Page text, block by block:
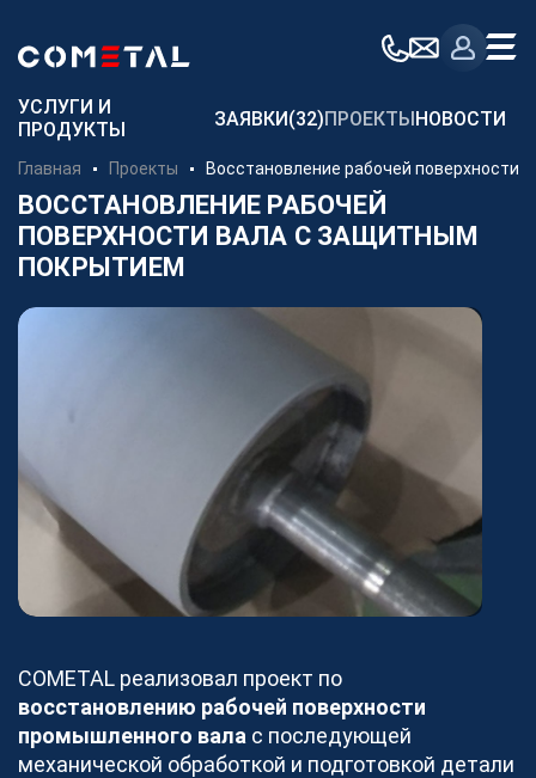
Для заказчиков
Механическая обработка металла на заказ
Производство металлоконструкций
Заготовительное производство металла
Производство и поставка метизов
Поставка металлопроката
Компания
Блог
Новости
Видео
Документы
Наша команда
О платформе
УСЛУГИ И
ПРОДУКТЫ
ЗАЯВКИ(32)ПРОЕКТЫНОВОСТИ
Главная Проекты Восстановление рабочей поверхности
ВОССТАНОВЛЕНИЕ РАБОЧЕЙ
ПОВЕРХНОСТИ ВАЛА С ЗАЩИТНЫМ
ПОКРЫТИЕМ
COMETAL реализовал проект по
восстановлению рабочей поверхности
промышленного вала с последующей
механической обработкой и подготовкой детали